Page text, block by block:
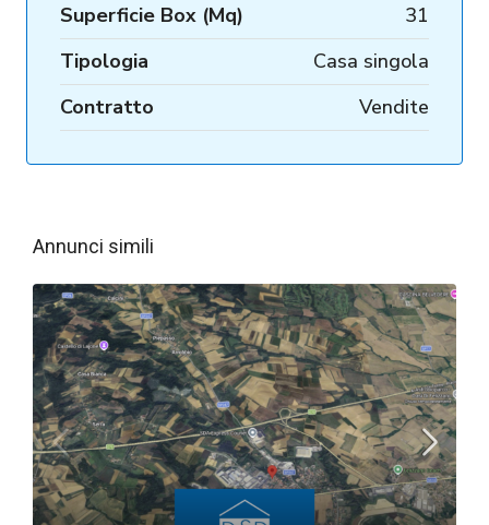
Superficie Box (Mq)
31
Tipologia
Casa singola
Contratto
Vendite
Annunci simili